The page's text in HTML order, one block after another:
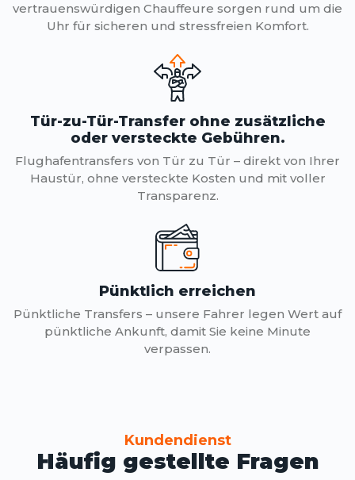
vertrauenswürdigen Chauffeure sorgen rund um die
Uhr für sicheren und stressfreien Komfort.
Tür-zu-Tür-Transfer ohne zusätzliche
oder versteckte Gebühren.
Flughafentransfers von Tür zu Tür – direkt von Ihrer
Haustür, ohne versteckte Kosten und mit voller
Transparenz.
Pünktlich erreichen
Pünktliche Transfers – unsere Fahrer legen Wert auf
pünktliche Ankunft, damit Sie keine Minute
verpassen.
Kundendienst
Häufig gestellte Fragen